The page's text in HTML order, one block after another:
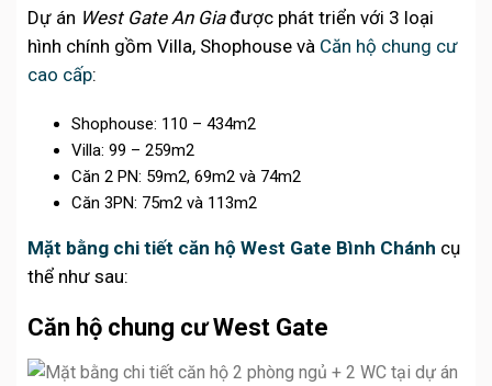
Dự án West Gate An Giađược phát triển với 3 loại
hình chính gồm Villa, Shophouse và Căn hộ chung cư
cao cấp:
Shophouse: 110 – 434m2
Villa: 99 – 259m2
Căn 2 PN: 59m2, 69m2 và 74m2
Căn 3PN: 75m2 và 113m2
Mặt bằng chi tiết căn hộ West Gate Bình Chánh cụ
thể như sau:
Căn hộ chung cư West Gate